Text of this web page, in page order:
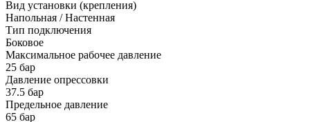
Вид установки (крепления)
Напольная / Настенная
Тип подключения
Боковое
Максимальное рабочее давление
25 бар
Давление опрессовки
37.5 бар
Предельное давление
65 бар